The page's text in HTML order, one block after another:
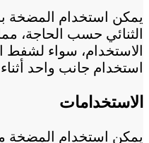
يمكن استخدام المضخة
الثنائي حسب الحاجة،
الاستخدام، سواء لشفط
استخدام جانب واحد
الاستخدامات
يمكن استخدام المضخة